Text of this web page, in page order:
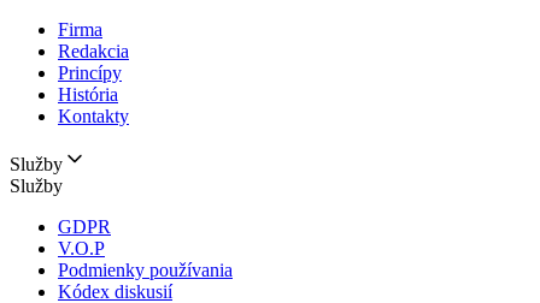
Firma
Redakcia
Princípy
História
Kontakty
Služby
Služby
GDPR
V.O.P
Podmienky používania
Kódex diskusií